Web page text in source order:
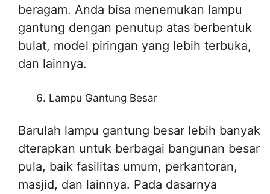
beragam. Anda bisa menemukan lampu
gantung dengan penutup atas berbentuk
bulat, model piringan yang lebih terbuka,
dan lainnya.
Lampu Gantung Besar
Barulah lampu gantung besar lebih banyak
dterapkan untuk berbagai bangunan besar
pula, baik fasilitas umum, perkantoran,
masjid, dan lainnya. Pada dasarnya